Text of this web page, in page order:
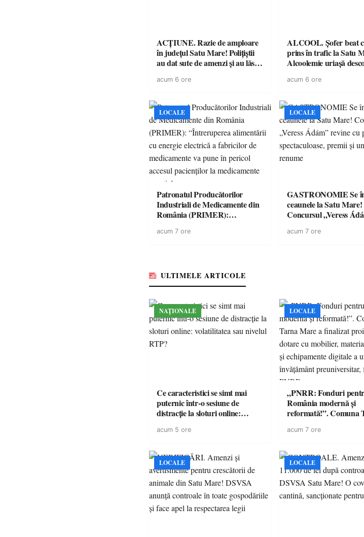
ACȚIUNE. Razie de amploare
în județul Satu Mare! Polițiștii
au dat sute de amenzi și au lăsat
singură zi
acum 6 ore
ALCOOL. Șofer beat
prins în trafic la Satu
Alcoolemie uriașă
acum 6 ore
LOCALE
Patronatul Producătorilor
Industriali de Medicamente din
România (PRIMER):
energie electrică a fabricilor de
acum 7 ore
LOCALE
GASTRONOMIE Se încing
ceaunele la Satu Mare!
Concursul „Veress
spectaculoase, premii și
acum 7 ore
ULTIMELE ARTICOLE
NAȚIONALE
Ce caracteristici se simt mai
puternic într-o sesiune de
distracție la sloturi online:
acum 5 ore
LOCALE
„PNRR: Fonduri
România modernă și
reformată!”. Comuna
dotare cu mobilier,
a unităților de
preuniversitar,
PNRR
acum 7 ore
LOCALE LOCALE